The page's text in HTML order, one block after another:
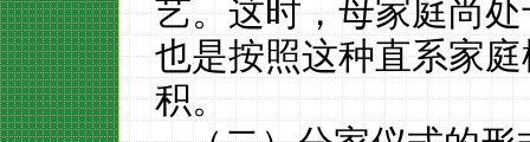
艺。这时，母家庭尚
也是按照这种直系家
积。